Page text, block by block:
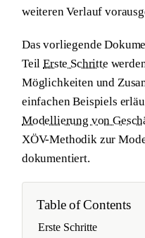
weiteren Verlauf
Das vorliegende
TeilErste Schritte
Möglichkeiten und
einfachen Beispiels
Modellierung von
XÖV-Methodik zur
dokumentiert.
Table of Contents
Erste Schritte